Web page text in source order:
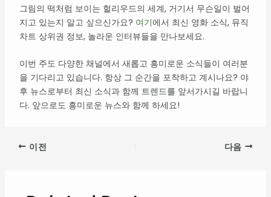
그림의 떡처럼 보이는 헐리우드의 세계, 거기서 무슨일이 벌어
지고 있는지 알고 싶으신가요? 여기에서 최신 영화 소식, 뮤직
차트 상위권 정보, 놀라운 인터뷰들을 만나보세요.
이번 주도 다양한 채널에서 새롭고 흥미로운 소식들이 여러분
을 기다리고 있습니다. 항상 그 순간을 포착하고 계시나요? 야
후 뉴스로부터 최신 소식과 함께 트렌드를 앞서가시길 바랍니
다. 앞으로도 흥미로운 뉴스와 함께 하세요!
이전 다음